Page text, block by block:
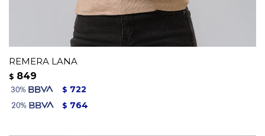
REMERA LANA
$ 849
$ 722
$ 764